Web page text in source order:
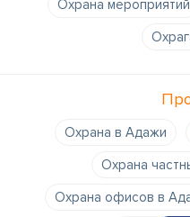
Охрана мероприятий
Охрана в Адажи
Охрана
Охрана офисов в